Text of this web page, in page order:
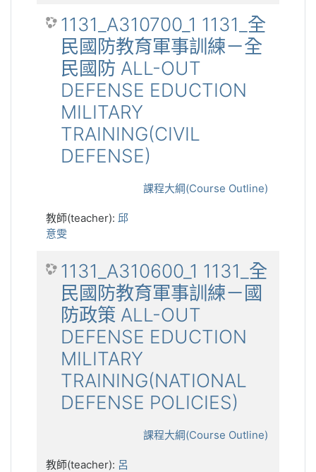
1131_A310700_1 1131_全
民國防教育軍事訓練－全
民國防 ALL-OUT
DEFENSE EDUCTION
MILITARY
TRAINING(CIVIL
DEFENSE)
課程大綱(Course Outline)
教師(teacher): 邱
意雯
1131_A310600_1 1131_全
民國防教育軍事訓練－國
防政策 ALL-OUT
DEFENSE EDUCTION
MILITARY
TRAINING(NATIONAL
DEFENSE POLICIES)
課程大綱(Course Outline)
教師(teacher): 呂